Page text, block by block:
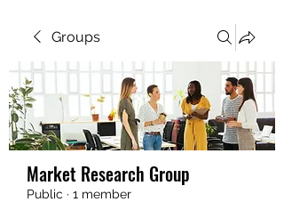
Groups
Market Research Group
Public · 1 member